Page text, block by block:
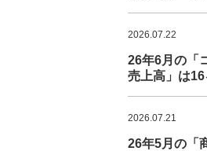
2026.07.22
26年6月の「
売上高」は
2026.07.21
26年5月の「